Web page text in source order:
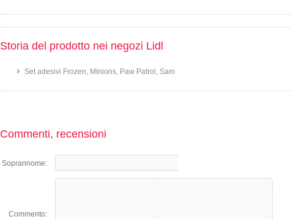
Storia del prodotto nei negozi Lidl
Set adesivi Frozen, Minions, Paw Patrol, Sam
Commenti, recensioni
Soprannome:
Commento: